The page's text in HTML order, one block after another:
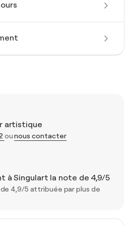
artistique
ounous contacter
à Singulart la note de 4,9/5
4,9/5 attribuée par plus de